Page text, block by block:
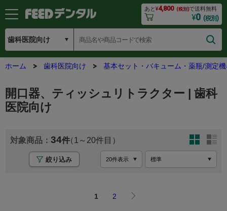
あと¥4,800 (税別)で送料無料
¥0 (税別)
ホーム 歯科医院向け 基本セット・バキューム・薬瓶/測定
開口器、ティッシュリトラクター | 歯科
医院向け
34 1 20
絞り込み
1 2